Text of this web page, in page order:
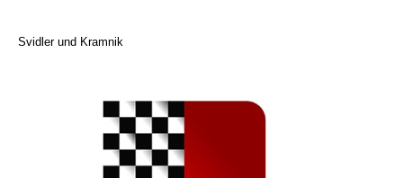
Svidler und Kramnik